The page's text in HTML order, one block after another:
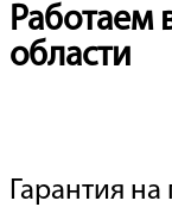
Работаем
области
Гарантия